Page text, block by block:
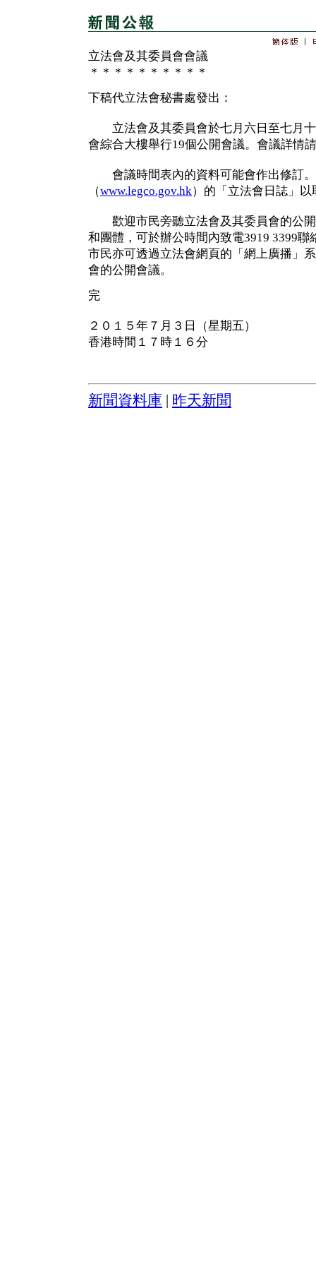
立法會及其委員會會議
＊＊＊＊＊＊＊＊＊＊
下稿代立法會秘書處發出：
立法會及其委員會於七月六日至七月十
會綜合大樓舉行19個公開會議。會議詳情
會議時間表內的資料可能會作出修訂。
（www.legco.gov.hk）的「立法會日誌」
歡迎市民旁聽立法會及其委員會的公開
和團體，可於辦公時間內致電3919 3399
市民亦可透過立法會網頁的「網上廣播」
會的公開會議。
完
２０１５年７月３日（星期五）
香港時間１７時１６分
新聞資料庫 昨天新聞